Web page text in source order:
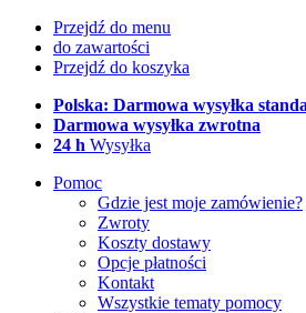
Przejdź do menu
do zawartości
Przejdź do koszyka
Polska: Darmowa wysyłka
Darmowa wysyłka zwrotna
24 h Wysyłka
Pomoc
Gdzie jest moje zamówienie?
Zwroty
Koszty dostawy
Opcje płatności
Kontakt
Wszystkie tematy pomocy